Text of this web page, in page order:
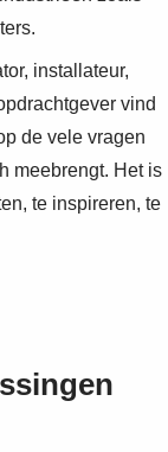
installateur,
vind
de vele vragen
meebrengt. Het is
te inspireren, te